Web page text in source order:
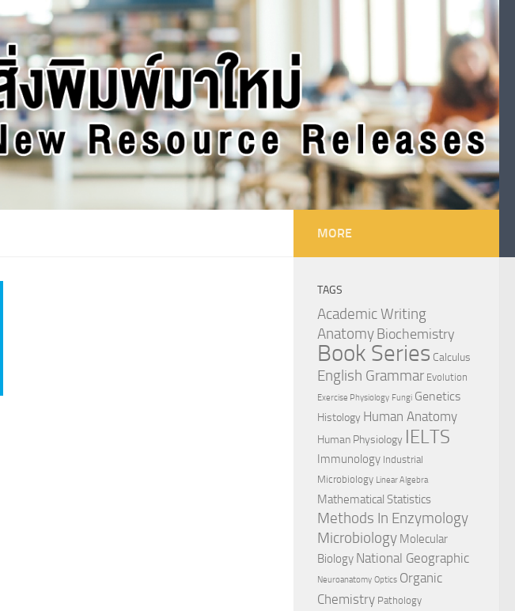
MORE
TAGS
Academic Writing
AnatomyBiochemistry
Book Series Calculus
English Grammar Evolution
Exercise Physiology Fungi Genetics
Histology Human Anatomy
Human Physiology IELTS
Immunology Industrial
Microbiology Linear Algebra
Mathematical Statistics
Methods In Enzymology
Microbiology Molecular
Biology National Geographic
Neuroanatomy Optics Organic
Chemistry Pathology